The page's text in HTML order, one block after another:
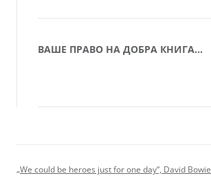
ВАШЕ ПРАВО НА ДОБРА КНИГА…
„We could be heroes just for one day“, David Bowie